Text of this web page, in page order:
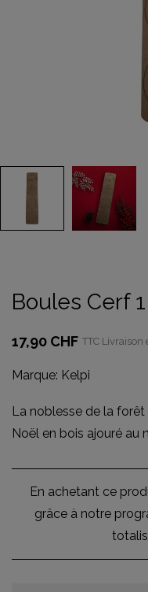
Boules Cerf
17,90 CHF TTC Livraison
Marque: Kelpi
La noblesse de la
Noël en bois ajouré au
En achetant ce
grâce à notre